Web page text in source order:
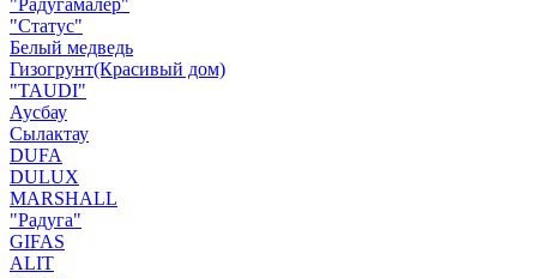
"Радугамалер"
"Статус"
Белый медведь
Гизогрунт(Красивый дом)
"TAUDI"
Аусбау
Сылактау
DUFA
DULUX
MARSHALL
"Радуга"
GIFAS
ALIT